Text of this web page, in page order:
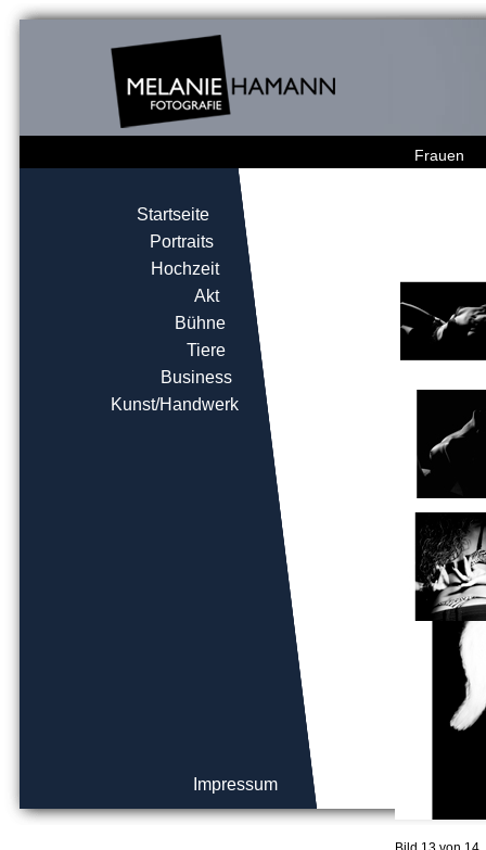
Frauen
Startseite
Portraits
Hochzeit
Akt
Bühne
Tiere
Business
Kunst/Handwerk
Impressum